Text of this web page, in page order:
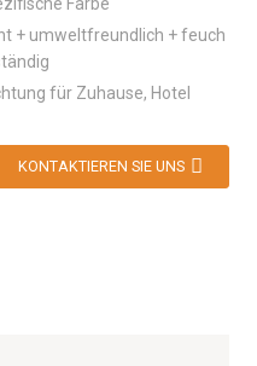
+ umweltfreundlich + feuch
für Zuhause, Hotel
KONTAKTIEREN SIE UNS